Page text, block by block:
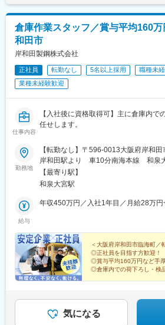
倉庫作業スタッフ／賞与平均160
和田市
岸和田製鋼株式会社
正社員 転勤なし 5名以上採用
職種未
業種未経験歓迎
仕事内容
【入社後に資格取得可】主に倉庫内で
任せします。
勤務地
【転勤なし】〒596-0013大阪府岸和
岸和田駅より 車10分南海本線 和
ターンも歓迎★新築の社員寮あり／春
（屋外に喫煙所設置）
【最寄り駅】
和泉大宮駅
給与
年収450万円／入社1年目／月給28万
＜大阪府岸和田市臨海町／
◎正社員を目指す方歓迎！
◎賞与平均160万円など手
◎倉庫内での荷下ろし・検
気になる